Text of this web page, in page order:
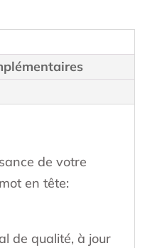
de votre
en tête:
de qualité, à jour